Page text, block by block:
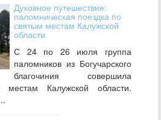
Духовное путешествие:
паломническая поездка по
святым местам Калужской
области
С 24 по 26 июля группа
паломников из Богучарского
благочиния совершила
Калужской области.